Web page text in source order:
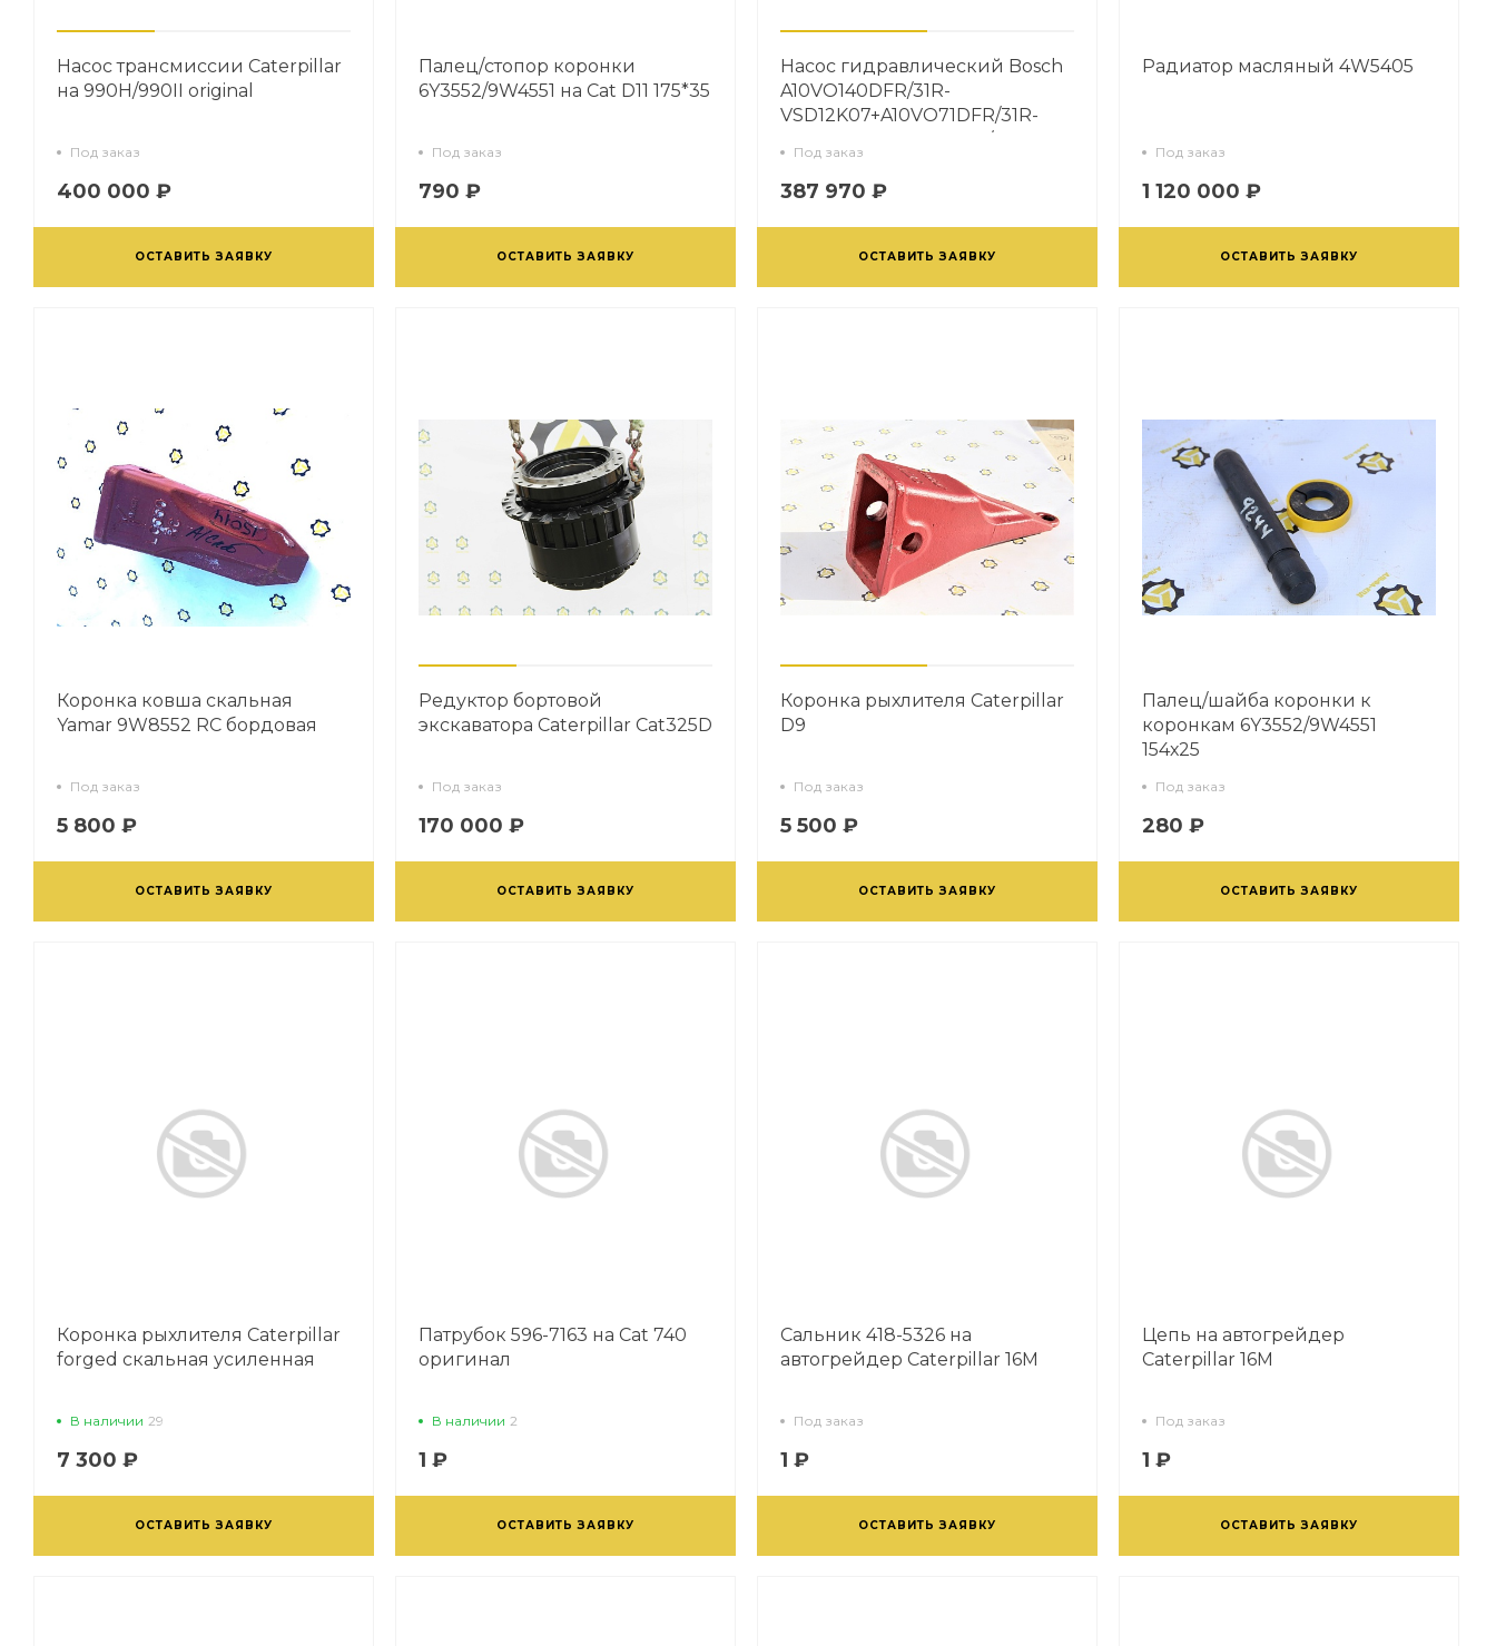
Насос трансмиссии Caterpillar
на 990H/990II original
Под заказ
400 000 ₽
ОСТАВИТЬ ЗАЯВКУ
Палец/стопор коронки
6Y3552/9W4551 на Cat D11 175*35
Под заказ
790 ₽
ОСТАВИТЬ ЗАЯВКУ
Насос гидравлический Bosch
A10VO140DFR/31R-
VSD12K07+A10VO71DFR/31R-
VSC12K68+A10VO28DR/31R-
VSC12N
Под заказ
387 970 ₽
ОСТАВИТЬ ЗАЯВКУ
Радиатор масляный 4W5405
Под заказ
1 120 000 ₽
ОСТАВИТЬ ЗАЯВКУ
Коронка ковша скальная
Yamar 9W8552 RC бордовая
Под заказ
5 800 ₽
ОСТАВИТЬ ЗАЯВКУ
Редуктор бортовой
экскаватора Caterpillar Cat325D
Под заказ
170 000 ₽
ОСТАВИТЬ ЗАЯВКУ
Коронка рыхлителя Caterpillar
D9
Под заказ
5 500 ₽
ОСТАВИТЬ ЗАЯВКУ
Палец/шайба коронки к
коронкам 6Y3552/9W4551
154х25
Под заказ
280 ₽
ОСТАВИТЬ ЗАЯВКУ
Коронка рыхлителя Caterpillar
forged скальная усиленная
В наличии 29
7 300 ₽
ОСТАВИТЬ ЗАЯВКУ
Патрубок 596-7163 на Cat 740
оригинал
В наличии 2
1 ₽
ОСТАВИТЬ ЗАЯВКУ
Сальник 418-5326 на
автогрейдер Caterpillar 16M
Под заказ
1 ₽
ОСТАВИТЬ ЗАЯВКУ
Цепь на автогрейдер
Caterpillar 16M
Под заказ
1 ₽
ОСТАВИТЬ ЗАЯВКУ